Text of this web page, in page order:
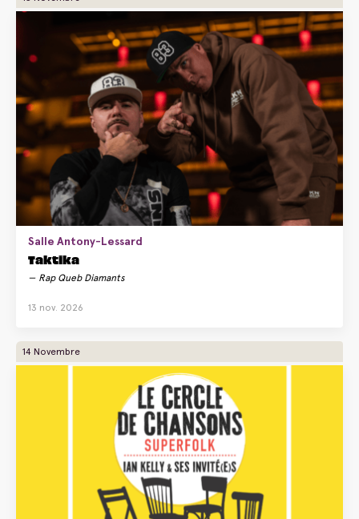
Salle Antony-Lessard
Taktika
Rap Queb Diamants
13 nov. 2026
14 Novembre